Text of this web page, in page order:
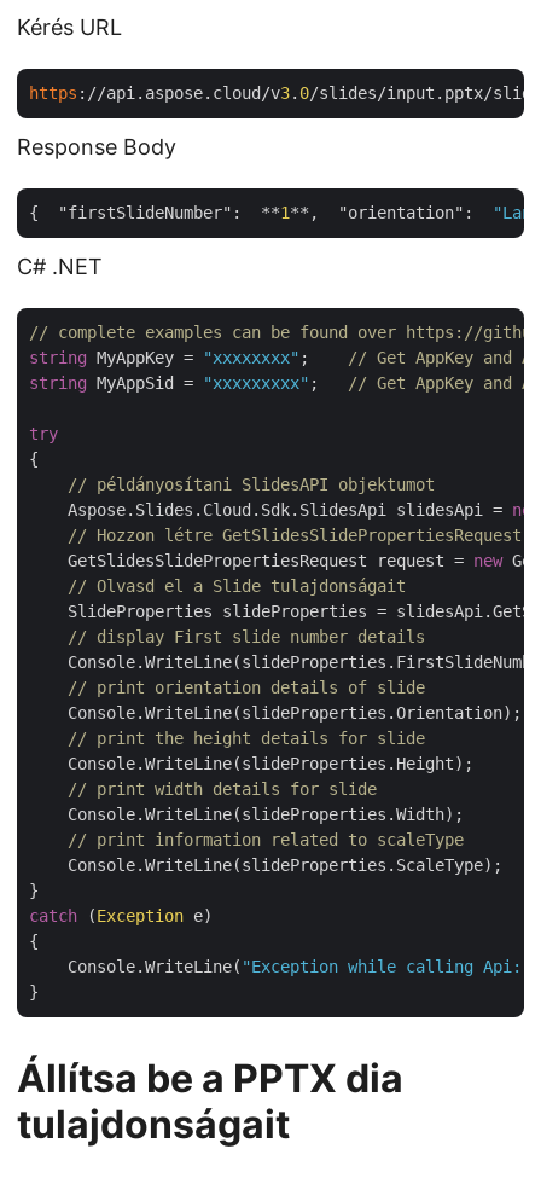
Kérés URL
https ://api.aspose.cloud/v3. 0
Response Body
{ "firstSlideNumber" :  **1**, "orientation" :
C# .NET
// complete examples can be found over https://
string MyAppKey = "xxxxxxxx" ;
// Get AppKey and
string MyAppSid = "xxxxxxxxx" ; // Get AppKey and
try
{
// példányosítani SlidesAPI objektumot
    Aspose.Slides.Cloud.Sdk.SlidesApi slidesApi =
new
// Hozzon létre GetSlidesSlidePropertiesRequest
    GetSlidesSlidePropertiesRequest request =
new
// Olvasd el a Slide tulajdonságait
SlideProperties slideProperties =
// display First slide number details
// print orientation details of slide
    Console.WriteLine(slideProperties.Orientation);
// print the height details for slide
    Console.WriteLine(slideProperties.Height);
// print width details for slide
    Console.WriteLine(slideProperties.Width);
// print information related to scaleType
    Console.WriteLine(slideProperties.ScaleType);
catch (Exception e)
{
    Console.WriteLine(
"Exception while calling Api: "
Állítsa be a PPTX dia
tulajdonságait